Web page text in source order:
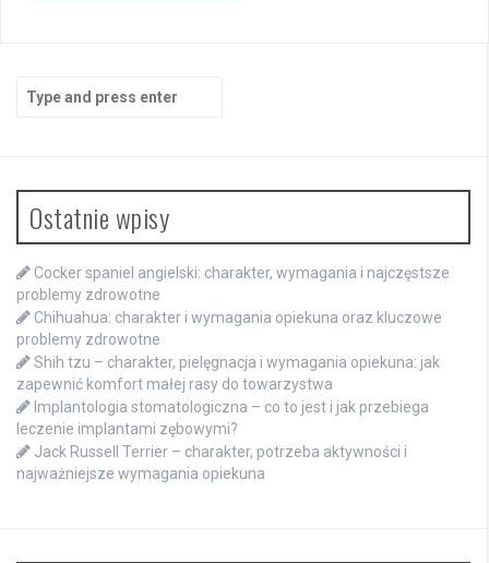
for:
Ostatnie wpisy
Cocker spaniel angielski: charakter, wymagania i najczęstsze
problemy zdrowotne
Chihuahua: charakter i wymagania opiekuna oraz kluczowe
problemy zdrowotne
Shih tzu – charakter, pielęgnacja i wymagania opiekuna: jak
zapewnić komfort małej rasy do towarzystwa
Implantologia stomatologiczna – co to jest i jak przebiega
leczenie implantami zębowymi?
Jack Russell Terrier – charakter, potrzeba aktywności i
najważniejsze wymagania opiekuna